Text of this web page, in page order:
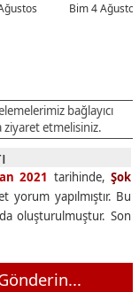
Bim 4 Ağustos
bağlayıcı
etmelisiniz.
2021 tarihinde,Şok
yorum yapılmıştır. Bu
oluşturulmuştur. Son